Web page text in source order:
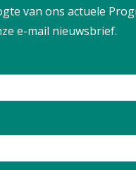
van ons actuele
e-mail nieuwsbrief.